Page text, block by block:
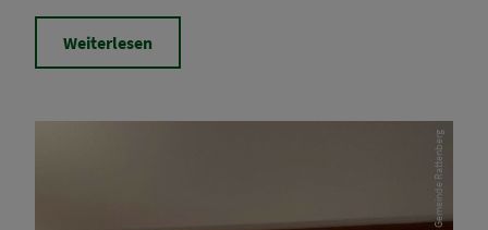
Weiterlesen
Gemeinde Rattenberg